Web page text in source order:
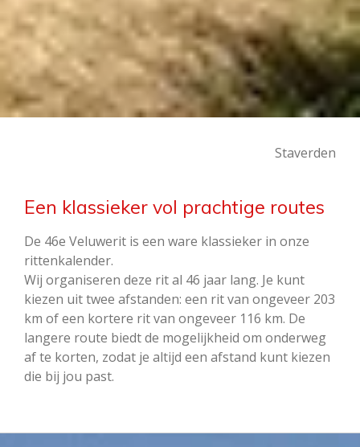
Staverden
Een klassieker vol prachtige routes
De 46e Veluwerit is een ware klassieker in onze
rittenkalender.
Wij organiseren deze rit al 46 jaar lang. Je kunt
kiezen uit twee afstanden: een rit van ongeveer 203
km of een kortere rit van ongeveer 116 km. De
langere route biedt de mogelijkheid om onderweg
af te korten, zodat je altijd een afstand kunt kiezen
die bij jou past.